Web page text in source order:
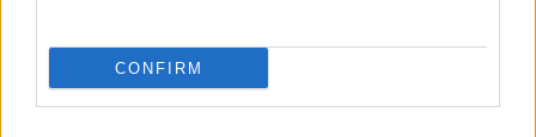
CONFIRM
Hogyan ismerjünk fel egy mérgező
kapcsolatot? – MentaMókus
podcast